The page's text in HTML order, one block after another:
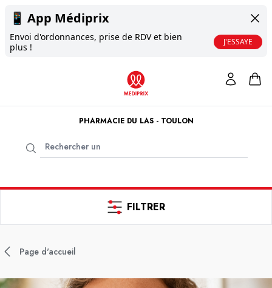
📱 App Médiprix
Envoi d'ordonnances, prise de RDV et bien
plus !
J'ESSAYE
PHARMACIE DU LAS - TOULON
FILTRER
Page d'accueil